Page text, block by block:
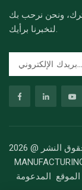
ونحن نرحب بك
لتخبرنا برأيك.
حقوق النشر @ 2026 LEHUI (FUZHOU) INTELLIGENT EQUIPMENT